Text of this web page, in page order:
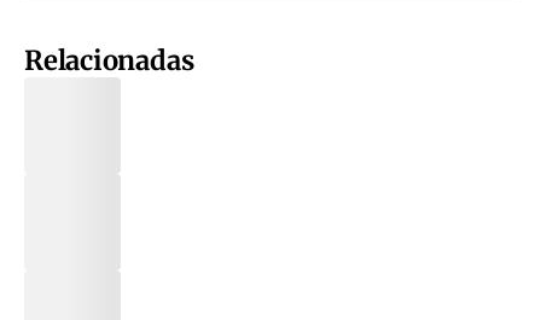
Relacionadas